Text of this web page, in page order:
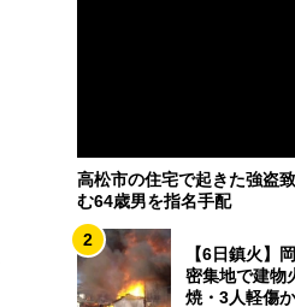
高松市の住宅で起きた強盗
む64歳男を指名手配
2
【6日鎮火】
密集地で建
焼・3人軽傷か